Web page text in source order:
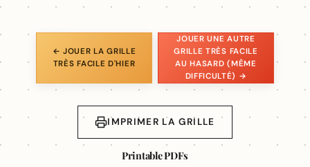
← JOUER LA GRILLE
TRÈS FACILE D'HIER
JOUER UNE AUTRE
GRILLE TRÈS FACILE
AU HASARD (MÊME
DIFFICULTÉ) →
IMPRIMER LA GRILLE
Printable PDFs